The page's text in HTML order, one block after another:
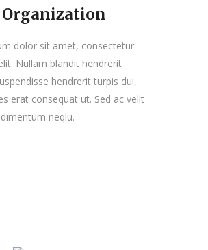
Organization
dolor sit amet, consectetur
Nullam blandit hendrerit
hendrerit turpis dui,
erat consequat ut. Sed ac velit
neqlu.